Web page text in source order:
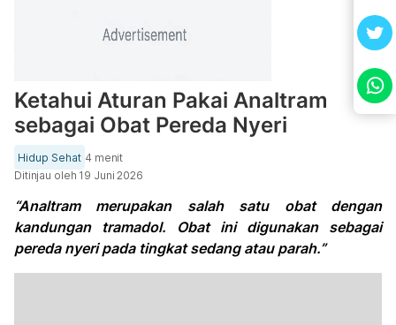
Ketahui Aturan Pakai Analtram
sebagai Obat Pereda Nyeri
Hidup Sehat 4 menit
Ditinjau oleh 19 Juni 2026
“Analtram merupakan salah satu obat dengan
kandungan tramadol. Obat ini digunakan sebagai
pereda nyeri pada tingkat sedang atau parah.”